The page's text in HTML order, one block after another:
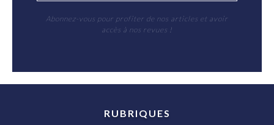
Abonnez-vous pour profiter de nos articles et avoir
accès à nos revues !
RUBRIQUES